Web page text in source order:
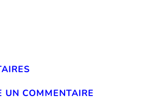
UN COMMENTAIRE